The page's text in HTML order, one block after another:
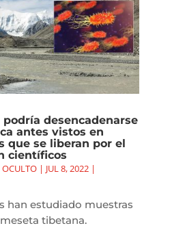
desencadenarse
antes vistos en
que se liberan por el
científicos
| JUL 8, 2022|
han estudiado muestras
tibetana.